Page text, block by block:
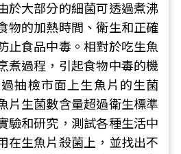
於大部分的細菌可透過煮沸
物的加熱時間、衛生和正確
止食品中毒。相對於吃生魚
煮過程，引起食物中毒的機
抽檢市面上生魚片的生菌
片生菌數含量超過衛生標準
驗和研究，測試各種生活中
在生魚片殺菌上，並找出不